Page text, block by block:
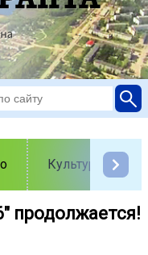
Культура
продолжается!